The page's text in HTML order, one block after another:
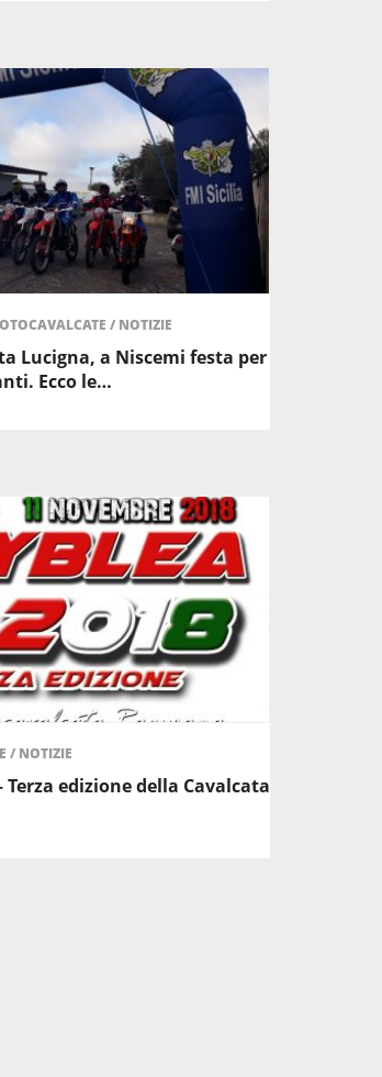
/ NOTIZIE
Lucigna, a Niscemi festa per
Ecco le…
/ NOTIZIE
Terza edizione della Cavalcata